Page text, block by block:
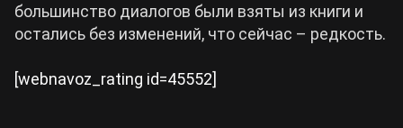
большинство диалогов были взяты из книги и
остались без изменений, что сейчас – редкость.
[webnavoz_rating id=45552]